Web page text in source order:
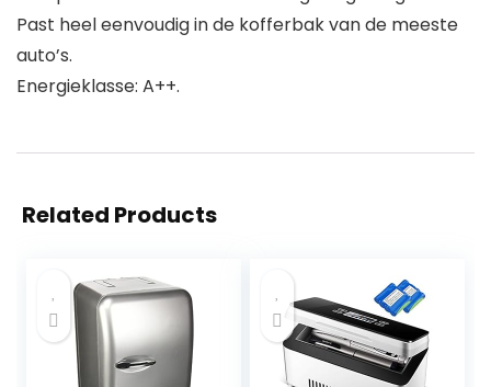
Past heel eenvoudig in de kofferbak van de meeste
auto’s.
Energieklasse: A++.
Related Products